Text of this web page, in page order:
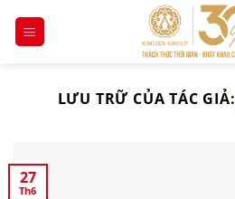
đến
LƯU TRỮ CỦA TÁC GIẢ:
27
Th6